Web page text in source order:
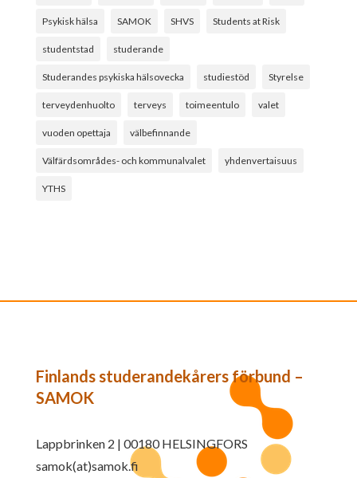
Psykisk hälsa SAMOK SHVS Students at Risk
studentstad studerande
Studerandes psykiska hälsovecka studiestöd Styrelse
terveydenhuolto terveys toimeentulo valet
vuoden opettaja välbefinnande
Välfärdsområdes- och kommunalvalet yhdenvertaisuus
YTHS
Finlands studerandekårers förbund –
SAMOK
Lappbrinken 2 | 00180 HELSINGFORS
samok(at)samok.fi